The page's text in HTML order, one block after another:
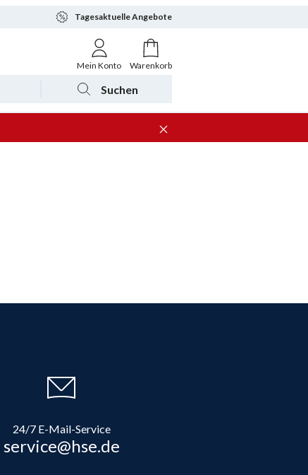
Tagesaktuelle Angebote
Mein Konto Warenkorb
Suchen
24/7 E-Mail-Service
service@hse.de